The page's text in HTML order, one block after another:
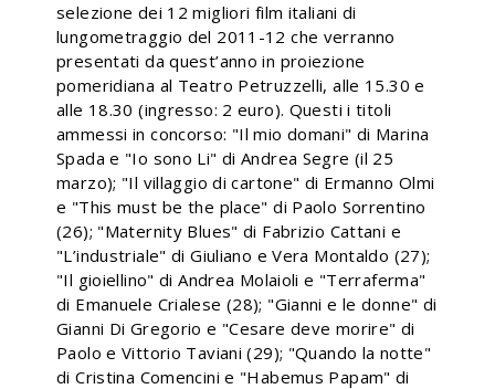
selezione dei 12 migliori film italiani di
lungometraggio del 2011-12 che verranno
presentati da quest’anno in proiezione
pomeridiana al Teatro Petruzzelli, alle 15.30 e
alle 18.30 (ingresso: 2 euro). Questi i titoli
ammessi in concorso: "Il mio domani" di Marina
Spada e "Io sono Li" di Andrea Segre (il 25
marzo); "Il villaggio di cartone" di Ermanno Olmi
e "This must be the place" di Paolo Sorrentino
(26); "Maternity Blues" di Fabrizio Cattani e
"L’industriale" di Giuliano e Vera Montaldo (27);
"Il gioiellino" di Andrea Molaioli e "Terraferma"
di Emanuele Crialese (28); "Gianni e le donne" di
Gianni Di Gregorio e "Cesare deve morire" di
Paolo e Vittorio Taviani (29); "Quando la notte"
di Cristina Comencini e "Habemus Papam" di